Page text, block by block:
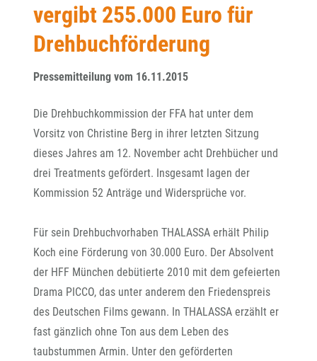
vergibt 255.000 Euro für
Drehbuchförderung
Pressemitteilung vom 16.11.2015
Die Drehbuchkommission der FFA hat unter dem
Vorsitz von Christine Berg in ihrer letzten Sitzung
dieses Jahres am 12. November acht Drehbücher und
drei Treatments gefördert. Insgesamt lagen der
Kommission 52 Anträge und Widersprüche vor.
Für sein Drehbuchvorhaben THALASSA erhält Philip
Koch eine Förderung von 30.000 Euro. Der Absolvent
der HFF München debütierte 2010 mit dem gefeierten
Drama PICCO, das unter anderem den Friedenspreis
des Deutschen Films gewann. In THALASSA erzählt er
fast gänzlich ohne Ton aus dem Leben des
taubstummen Armin. Unter den geförderten